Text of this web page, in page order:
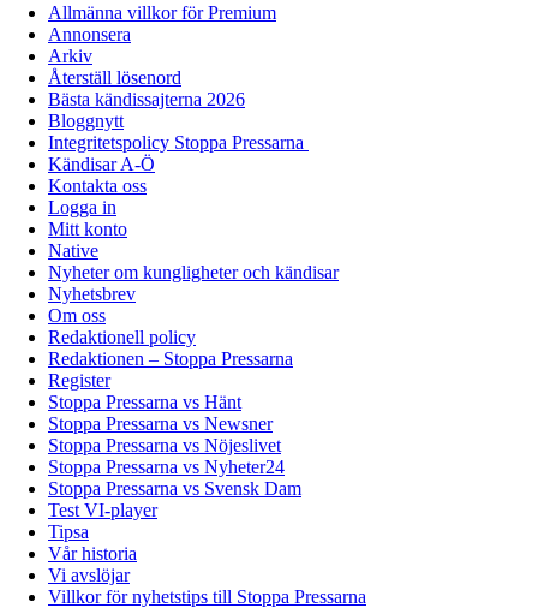
Allmänna villkor för Premium
Annonsera
Arkiv
Återställ lösenord
Bästa kändissajterna 2026
Bloggnytt
Integritetspolicy Stoppa Pressarna
Kändisar A-Ö
Kontakta oss
Logga in
Mitt konto
Native
Nyheter om kungligheter och kändisar
Nyhetsbrev
Om oss
Redaktionell policy
Redaktionen – Stoppa Pressarna
Register
Stoppa Pressarna vs Hänt
Stoppa Pressarna vs Newsner
Stoppa Pressarna vs Nöjeslivet
Stoppa Pressarna vs Nyheter24
Stoppa Pressarna vs Svensk Dam
Test VI-player
Tipsa
Vår historia
Vi avslöjar
Villkor för nyhetstips till Stoppa Pressarna